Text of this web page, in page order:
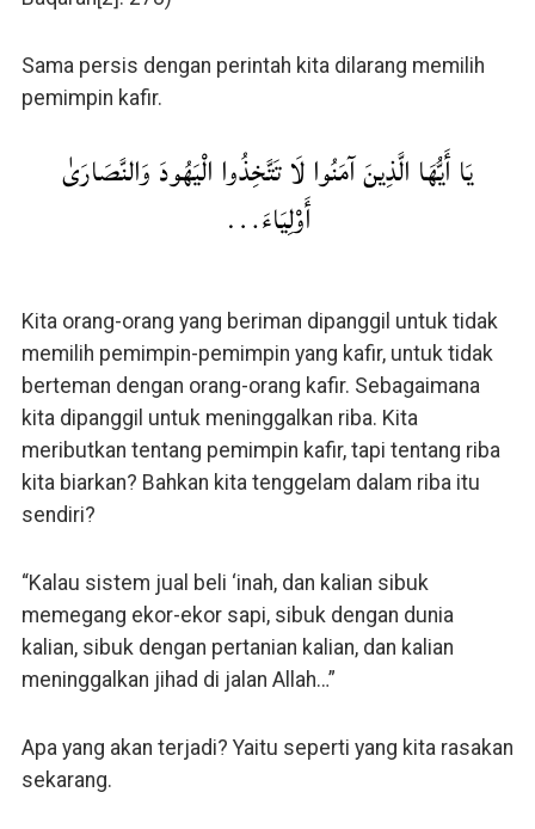
Sama persis dengan perintah kita dilarang memilih
pemimpin kafir.
يَا أَيُّهَا الَّذِينَ آمَنُوا لَا تَتَّخِذُوا الْيَهُودَ وَالنَّصَارَىٰ
أَوْلِيَاءَ…
Kita orang-orang yang beriman dipanggil untuk tidak
memilih pemimpin-pemimpin yang kafir, untuk tidak
berteman dengan orang-orang kafir. Sebagaimana
kita dipanggil untuk meninggalkan riba. Kita
meributkan tentang pemimpin kafir, tapi tentang riba
kita biarkan? Bahkan kita tenggelam dalam riba itu
sendiri?
“Kalau sistem jual beli ‘inah, dan kalian sibuk
memegang ekor-ekor sapi, sibuk dengan dunia
kalian, sibuk dengan pertanian kalian, dan kalian
meninggalkan jihad di jalan Allah…”
Apa yang akan terjadi? Yaitu seperti yang kita rasakan
sekarang.